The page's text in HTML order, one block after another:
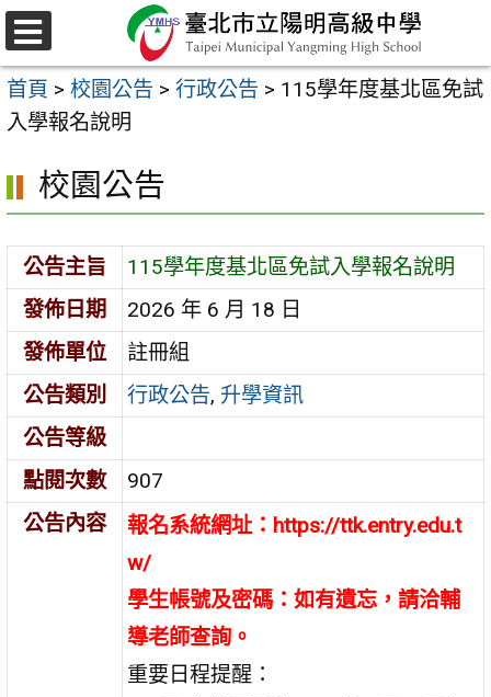
跳
至
主
要
容
區
選
單
首頁 > 校園公告 > 行政公告 > 115學年度基北區免試
入學報名說明
校園公告
公告主旨
115學年度基北區免試入學報名說明
發佈日期
2026 年 6 月 18 日
發佈單位
註冊組
公告類別
行政公告, 升學資訊
公告等級
點閱次數
907
公告內容
報名系統網址： https://ttk.entry.edu.t
w/
學生帳號及密碼：如有遺忘，請洽輔
導老師查詢。
重要日程提醒：